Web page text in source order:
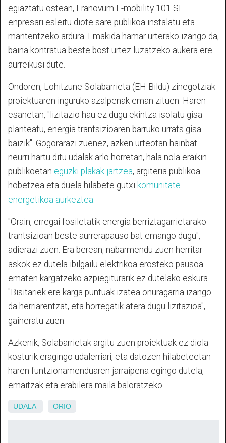
egiaztatu ostean, Eranovum E-mobility 101 SL
enpresari esleitu diote sare publikoa instalatu eta
mantentzeko ardura. Emakida hamar urterako izango da,
baina kontratua beste bost urtez luzatzeko aukera ere
aurreikusi dute.
Ondoren, Lohitzune Solabarrieta (EH Bildu) zinegotziak
proiektuaren inguruko azalpenak eman zituen. Haren
esanetan, "lizitazio hau ez dugu ekintza isolatu gisa
planteatu, energia trantsizioaren barruko urrats gisa
baizik". Gogorarazi zuenez, azken urteotan hainbat
neurri hartu ditu udalak arlo horretan, hala nola eraikin
publikoetan eguzki plakak jartzea, argiteria publikoa
hobetzea eta duela hilabete gutxi komunitate
energetikoa aurkeztea.
"Orain, erregai fosiletatik energia berriztagarrietarako
trantsizioan beste aurrerapauso bat emango dugu",
adierazi zuen. Era berean, nabarmendu zuen herritar
askok ez dutela ibilgailu elektrikoa erosteko pausoa
ematen kargatzeko azpiegiturarik ez dutelako eskura.
"Bisitariek ere karga puntuak izatea onuragarria izango
da herriarentzat, eta horregatik atera dugu lizitazioa",
gaineratu zuen.
Azkenik, Solabarrietak argitu zuen proiektuak ez diola
kosturik eragingo udalerriari, eta datozen hilabeteetan
haren funtzionamenduaren jarraipena egingo dutela,
emaitzak eta erabilera maila baloratzeko.
UDALA ORIO